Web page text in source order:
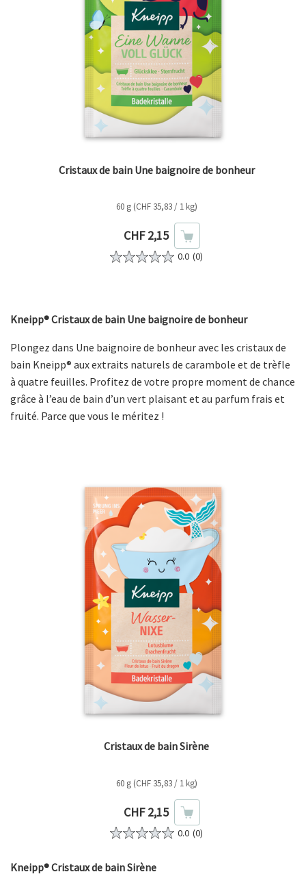
Cristaux de bain Une baignoire de bonheur
60 g (CHF 35,83 / 1 kg)
Prix actuel
CHF 2,15
0.0 (0)
Kneipp® Cristaux de bain Une baignoire de bonheur
Plongez dans Une baignoire de bonheur avec les cristaux de
bain Kneipp® aux extraits naturels de carambole et de trèfle
à quatre feuilles. Profitez de votre propre moment de chance
grâce à l’eau de bain d’un vert plaisant et au parfum frais et
fruité. Parce que vous le méritez !
Cristaux de bain Sirène
60 g (CHF 35,83 / 1 kg)
Prix actuel
CHF 2,15
0.0 (0)
Kneipp® Cristaux de bain Sirène